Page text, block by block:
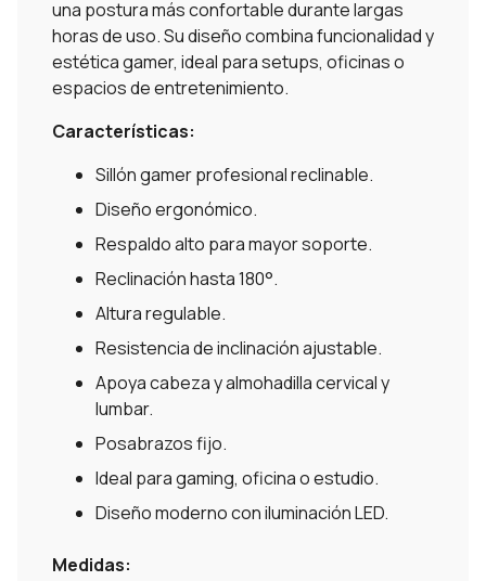
una postura más confortable durante largas
horas de uso. Su diseño combina funcionalidad y
estética gamer, ideal para setups, oficinas o
espacios de entretenimiento.
Características:
Sillón gamer profesional reclinable.
Diseño ergonómico.
Respaldo alto para mayor soporte.
Reclinación hasta 180°.
Altura regulable.
Resistencia de inclinación ajustable.
Apoya cabeza y almohadilla cervical y
lumbar.
Posabrazos fijo.
Ideal para gaming, oficina o estudio.
Diseño moderno con iluminación LED.
Medidas: